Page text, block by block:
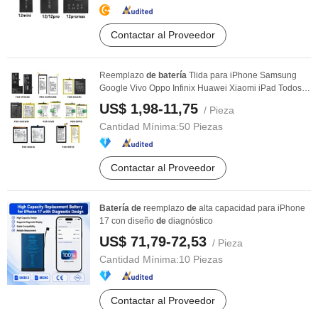
Contactar al Proveedor
Reemplazo de batería Tlida para iPhone Samsung
Google Vivo Oppo Infinix Huawei Xiaomi iPad Todos
US$ 1,98-11,75 / Pieza
Cantidad Mínima:50 Piezas
Contactar al Proveedor
Batería de reemplazo de alta capacidad para iPhone
17 con diseño de diagnóstico
US$ 71,79-72,53 / Pieza
Cantidad Mínima:10 Piezas
Contactar al Proveedor